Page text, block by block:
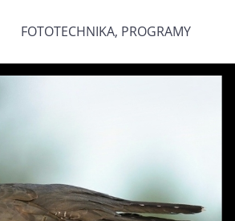
FOTOTECHNIKA, PROGRAMY